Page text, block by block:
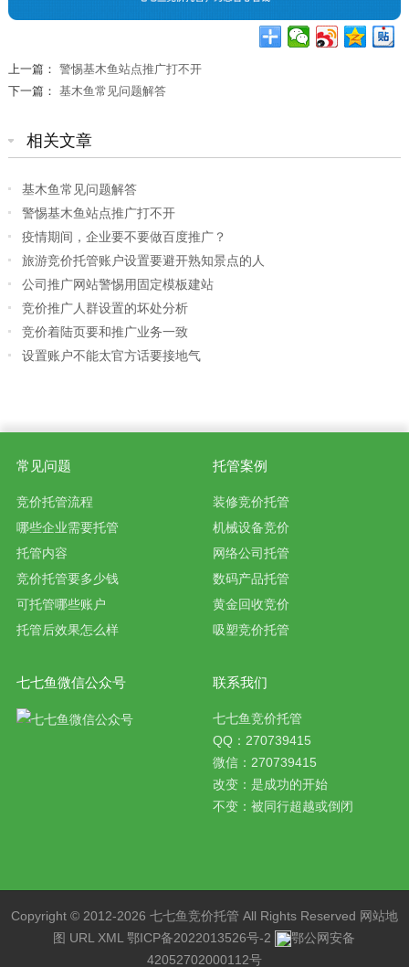
上一篇： 警惕基木鱼站点推广打不开
下一篇： 基木鱼常见问题解答
相关文章
基木鱼常见问题解答
警惕基木鱼站点推广打不开
疫情期间，企业要不要做百度推广？
旅游竞价托管账户设置要避开熟知景点的人
公司推广网站警惕用固定模板建站
竞价推广人群设置的坏处分析
竞价着陆页要和推广业务一致
设置账户不能太官方话要接地气
常见问题
竞价托管流程
哪些企业需要托管
托管内容
竞价托管要多少钱
可托管哪些账户
托管后效果怎么样
托管案例
装修竞价托管
机械设备竞价
网络公司托管
数码产品托管
黄金回收竞价
吸塑竞价托管
七七鱼微信公众号 联系我们
七七鱼竞价托管
QQ：270739415
微信：270739415
改变：是成功的开始
不变：被同行超越或倒闭
Copyright © 2012-2026 七七鱼竞价托管 All Rights Reserved 网站地
图 URL XML 鄂ICP备2022013526号-2
鄂公网安备
42052702000112号